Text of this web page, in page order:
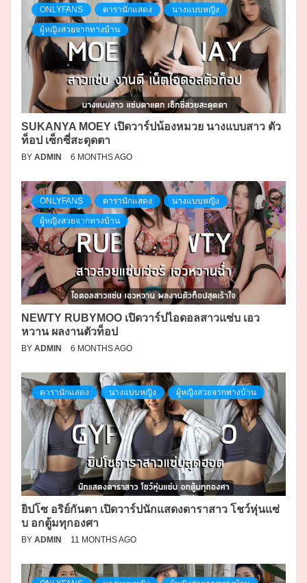
ONLYFANS ดารานักแสดง นางแบบหญิง
ผู้หญิงสวยจากทางบ้าน
SUKANYA MOEY เปิดวาร์ปน้องหมวย นางแบบสาว ตัว
ท็อป เซ็กซี่สะดุดตา
BY ADMIN 6 MONTHS AGO
ONLYFANS ดารานักแสดง นางแบบหญิง
ผู้หญิงสวยจากทางบ้าน
NEWTY RUBYMOO เปิดวาร์ปไอดอลสาวแซ่บ เอว
หวาน ผลงานตัวท็อป
BY ADMIN 6 MONTHS AGO
ดารานักแสดง นางแบบหญิง ผู้หญิงสวยจากทางบ้าน
ยิปโซ อริย์กันตา เปิดวาร์ปนักแสดงดาราสาว โชว์หุ่นแซ่
บ อกตู้มทุกองศา
BY ADMIN 11 MONTHS AGO